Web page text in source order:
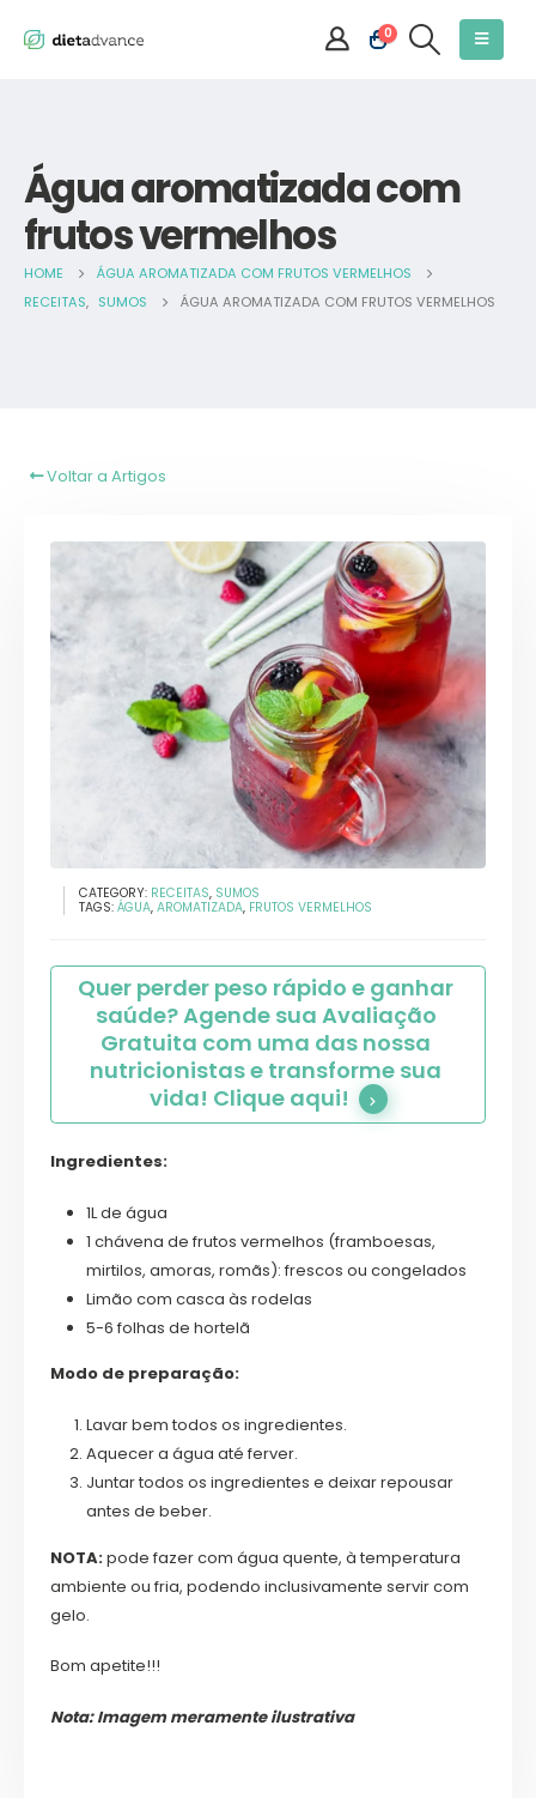
0
Água aromatizada com
frutos vermelhos
HOME
ÁGUA AROMATIZADA COM FRUTOS VERMELHOS
RECEITAS, SUMOS ÁGUA AROMATIZADA COM FRUTOS VERMELHOS
Voltar a Artigos
CATEGORY: RECEITAS, SUMOS
TAGS: ÁGUA, AROMATIZADA, FRUTOS VERMELHOS
Quer perder peso rápido e ganhar
saúde? Agende sua Avaliação
Gratuita com uma das nossa
nutricionistas e transforme sua
vida! Clique aqui!
Ingredientes:
1L de água
1 chávena de frutos vermelhos (framboesas,
mirtilos, amoras, romãs): frescos ou congelados
Limão com casca às rodelas
5-6 folhas de hortelã
Modo de preparação:
Lavar bem todos os ingredientes.
Aquecer a água até ferver.
Juntar todos os ingredientes e deixar repousar
antes de beber.
NOTA:pode fazer com água quente, à temperatura
ambiente ou fria, podendo inclusivamente servir com
gelo.
Bom apetite!!!
Nota: Imagem meramente ilustrativa